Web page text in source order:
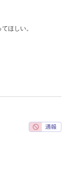
ほしい。